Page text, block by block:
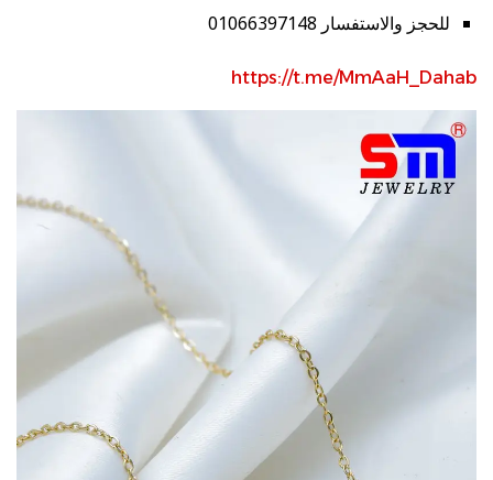
للحجز والاستفسار 01066397148
https://t.me/MmAaH_Dahab